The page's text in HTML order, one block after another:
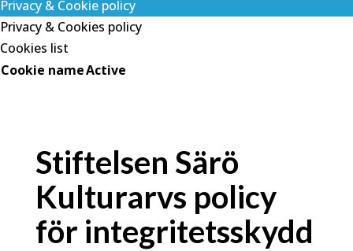
Privacy & Cookie policy
Privacy & Cookies policy
Cookies list
Cookie nameActive
Stiftelsen Särö
Kulturarvs policy
för integritetsskydd